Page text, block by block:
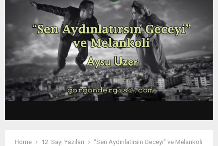
Home 12. Sayı Yazıları “Sen Aydınlatırsın Geceyi” ve Melankoli